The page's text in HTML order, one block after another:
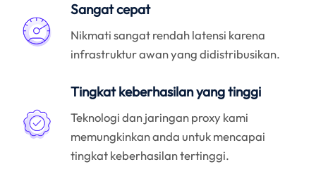
Sangat cepat
Nikmati sangat rendah latensi karena
infrastruktur awan yang didistribusikan.
Tingkat keberhasilan yang tinggi
Teknologi dan jaringan proxy kami
memungkinkan anda untuk mencapai
tingkat keberhasilan tertinggi.